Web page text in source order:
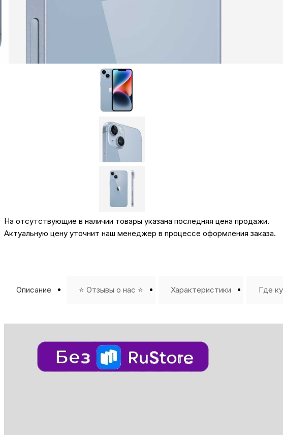
На отсутствующие в наличии товары указана последняя цена продажи.
Актуальную цену уточнит наш менеджер в процессе оформления заказа.
Описание ⭐️ Отзывы о нас ⭐️ Характеристики Где